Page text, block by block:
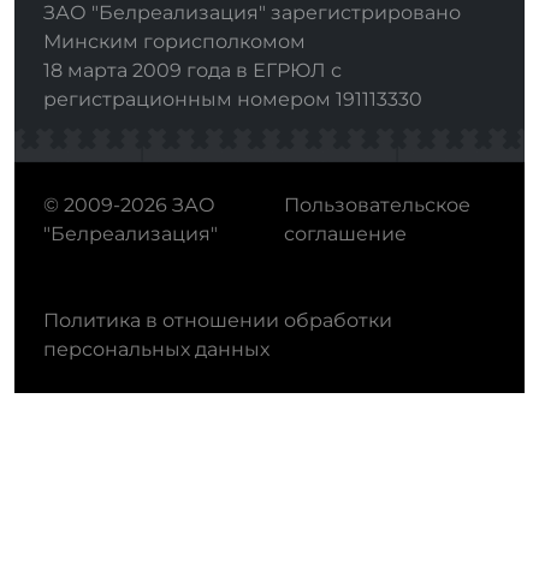
ЗАО "Белреализация" зарегистрировано
Минским горисполкомом
18 марта 2009 года в ЕГРЮЛ с
регистрационным номером 191113330
© 2009-2026 ЗАО
"Белреализация"
Пользовательское
соглашение
Политика в отношении обработки
персональных данных